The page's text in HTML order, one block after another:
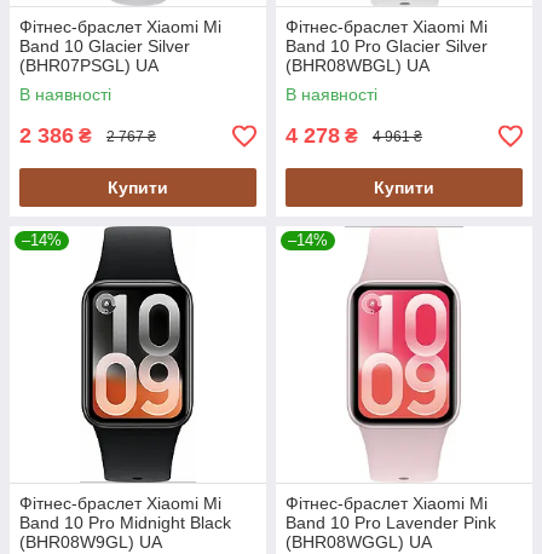
Фітнес-браслет Xiaomi Mi
Band 10 Glacier Silver
(BHR07PSGL) UA
В наявності
2 386 ₴ 2 767 ₴
Купити
Фітнес-браслет Xiaomi Mi
Band 10 Pro Glacier Silver
(BHR08WBGL) UA
В наявності
4 278 ₴ 4 961 ₴
Купити
–14%
Фітнес-браслет Xiaomi Mi
Band 10 Pro Midnight Black
(BHR08W9GL) UA
–14%
Фітнес-браслет Xiaomi Mi
Band 10 Pro Lavender Pink
(BHR08WGGL) UA